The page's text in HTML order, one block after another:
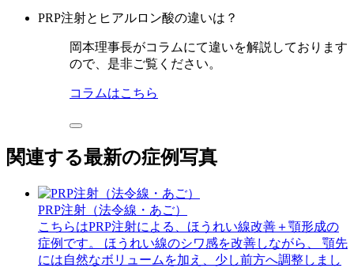
PRP注射とヒアルロン酸の違いは？
岡本理事長がコラムにて違いを解説しております
ので、是非ご覧ください。
コラムはこちら
関連する最新の症例写真
PRP注射（法令線・あご）
こちらはPRP注射による、ほうれい線改善＋顎形成の
症例です。 ほうれい線のシワ感を改善しながら、 顎先
には自然なボリュームを加え、少し前方へ調整しまし